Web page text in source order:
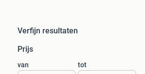
Verfijn resultaten
Prijs
van tot